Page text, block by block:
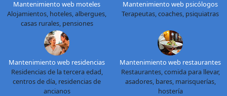
Mantenimiento web moteles
Alojamientos, hoteles, albergues,
casas rurales, pensiones
Mantenimiento web psicólogos
Terapeutas, coaches, psiquiatras
Mantenimiento web residencias
Residencias de la tercera edad,
centros de día, residencias de
ancianos
Mantenimiento web restaurantes
Restaurantes, comida para llevar,
asadores, bares, marisquerías,
hostería